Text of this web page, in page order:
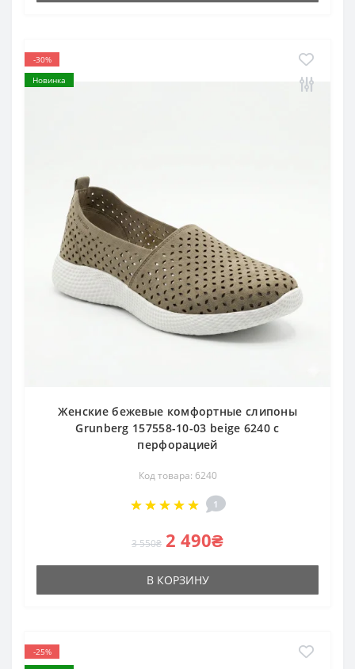
-30%
Новинка
Женские бежевые комфортные слипоны
Grunberg 157558-10-03 beige 6240 с
перфорацией
Код товара: 6240
1
3 550₴ 2 490₴
В КОРЗИНУ
-25%